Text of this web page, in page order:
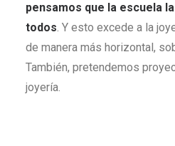
pensamos que la escuela
todos. Y esto excede a la
de manera más horizontal,
También, pretendemos
joyería.